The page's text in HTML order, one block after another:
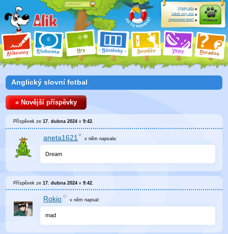
Alíkoviny Klubovna Hry Nástěnky Soutěže Vtipy Poradna
Výhody účtu
Založit nový účet
Zapomenuté heslo?
Přihlásit
Anglický slovní fotbal
« Novější příspěvky
Příspěvek ze17. dubna 2024 v9:42.
aneta1621 v něm napsala:
Dream
Příspěvek ze17. dubna 2024 v9:42
Rokio v němnapsal:
mad